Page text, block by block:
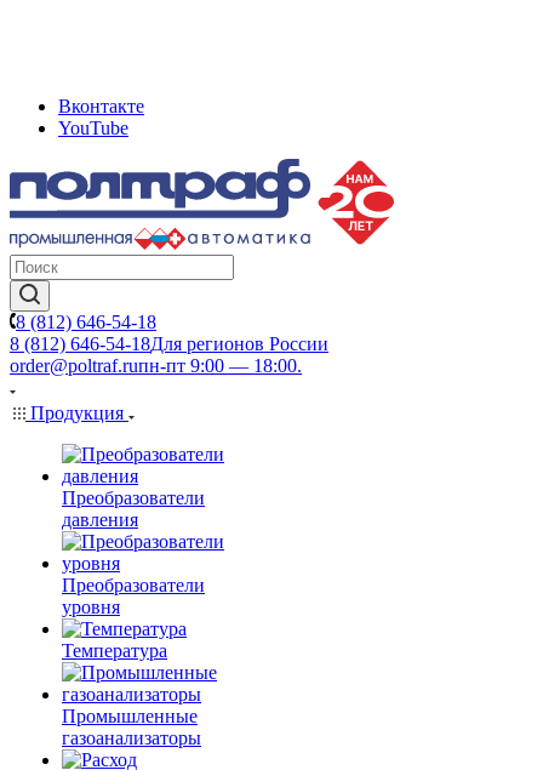
Вконтакте
YouTube
8 (812) 646-54-18
8 (812) 646-54-18Для регионов России
order@poltraf.ruпн-пт 9:00 — 18:00.
Продукция
Преобразователи
давления
Преобразователи
уровня
Температура
Промышленные
газоанализаторы